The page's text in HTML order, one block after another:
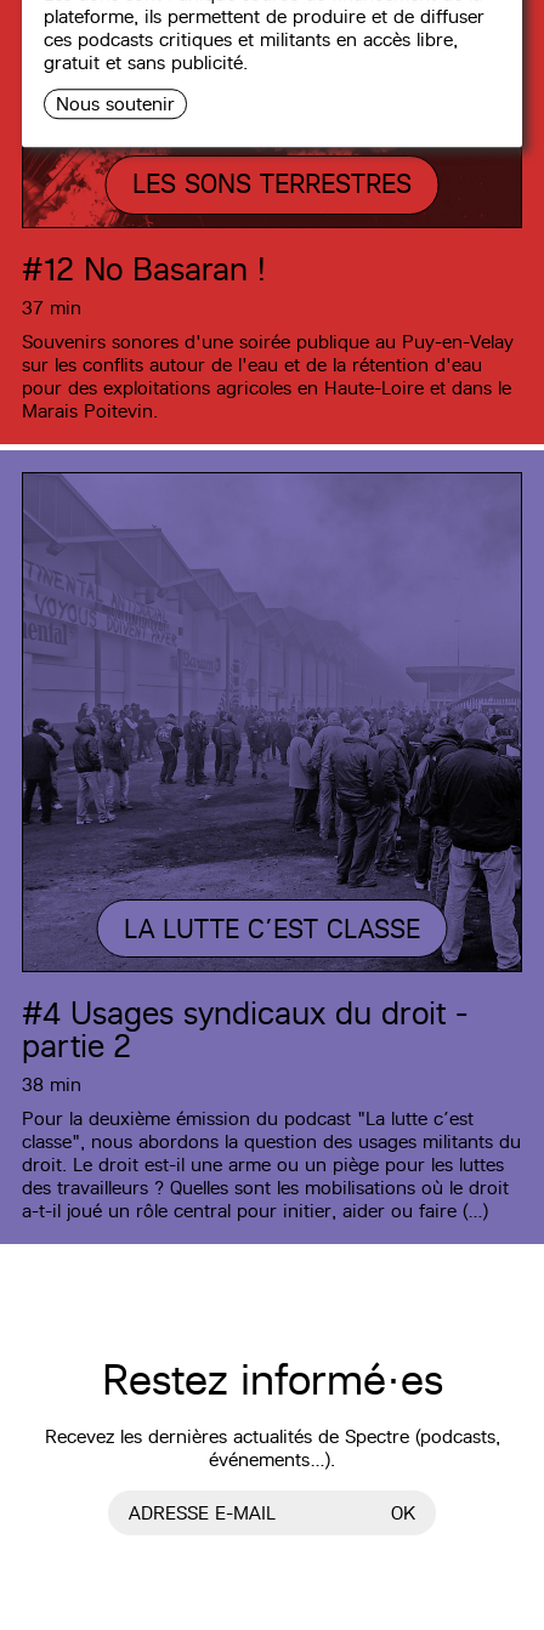
plateforme, ils permettent de produire et de diffuser
ces podcasts critiques et militants en accès libre,
gratuit et sans publicité.
Nous soutenir
LES SONS TERRESTRES
#12 No Basaran !
37 min
Souvenirs sonores d'une soirée publique au Puy-en-Velay
sur les conflits autour de l'eau et de la rétention d'eau
pour des exploitations agricoles en Haute-Loire et dans le
Marais Poitevin.
LA LUTTE C’EST CLASSE
#4 Usages syndicaux du droit -
partie 2
38 min
Pour la deuxième émission du podcast "La lutte c’est
classe", nous abordons la question des usages militants du
droit. Le droit est-il une arme ou un piège pour les luttes
des travailleurs ? Quelles sont les mobilisations où le droit
a-t-il joué un rôle central pour initier, aider ou faire (…)
Restez informé·es
Recevez les dernières actualités de Spectre (podcasts,
événements…).
ADRESSE E-MAIL OK